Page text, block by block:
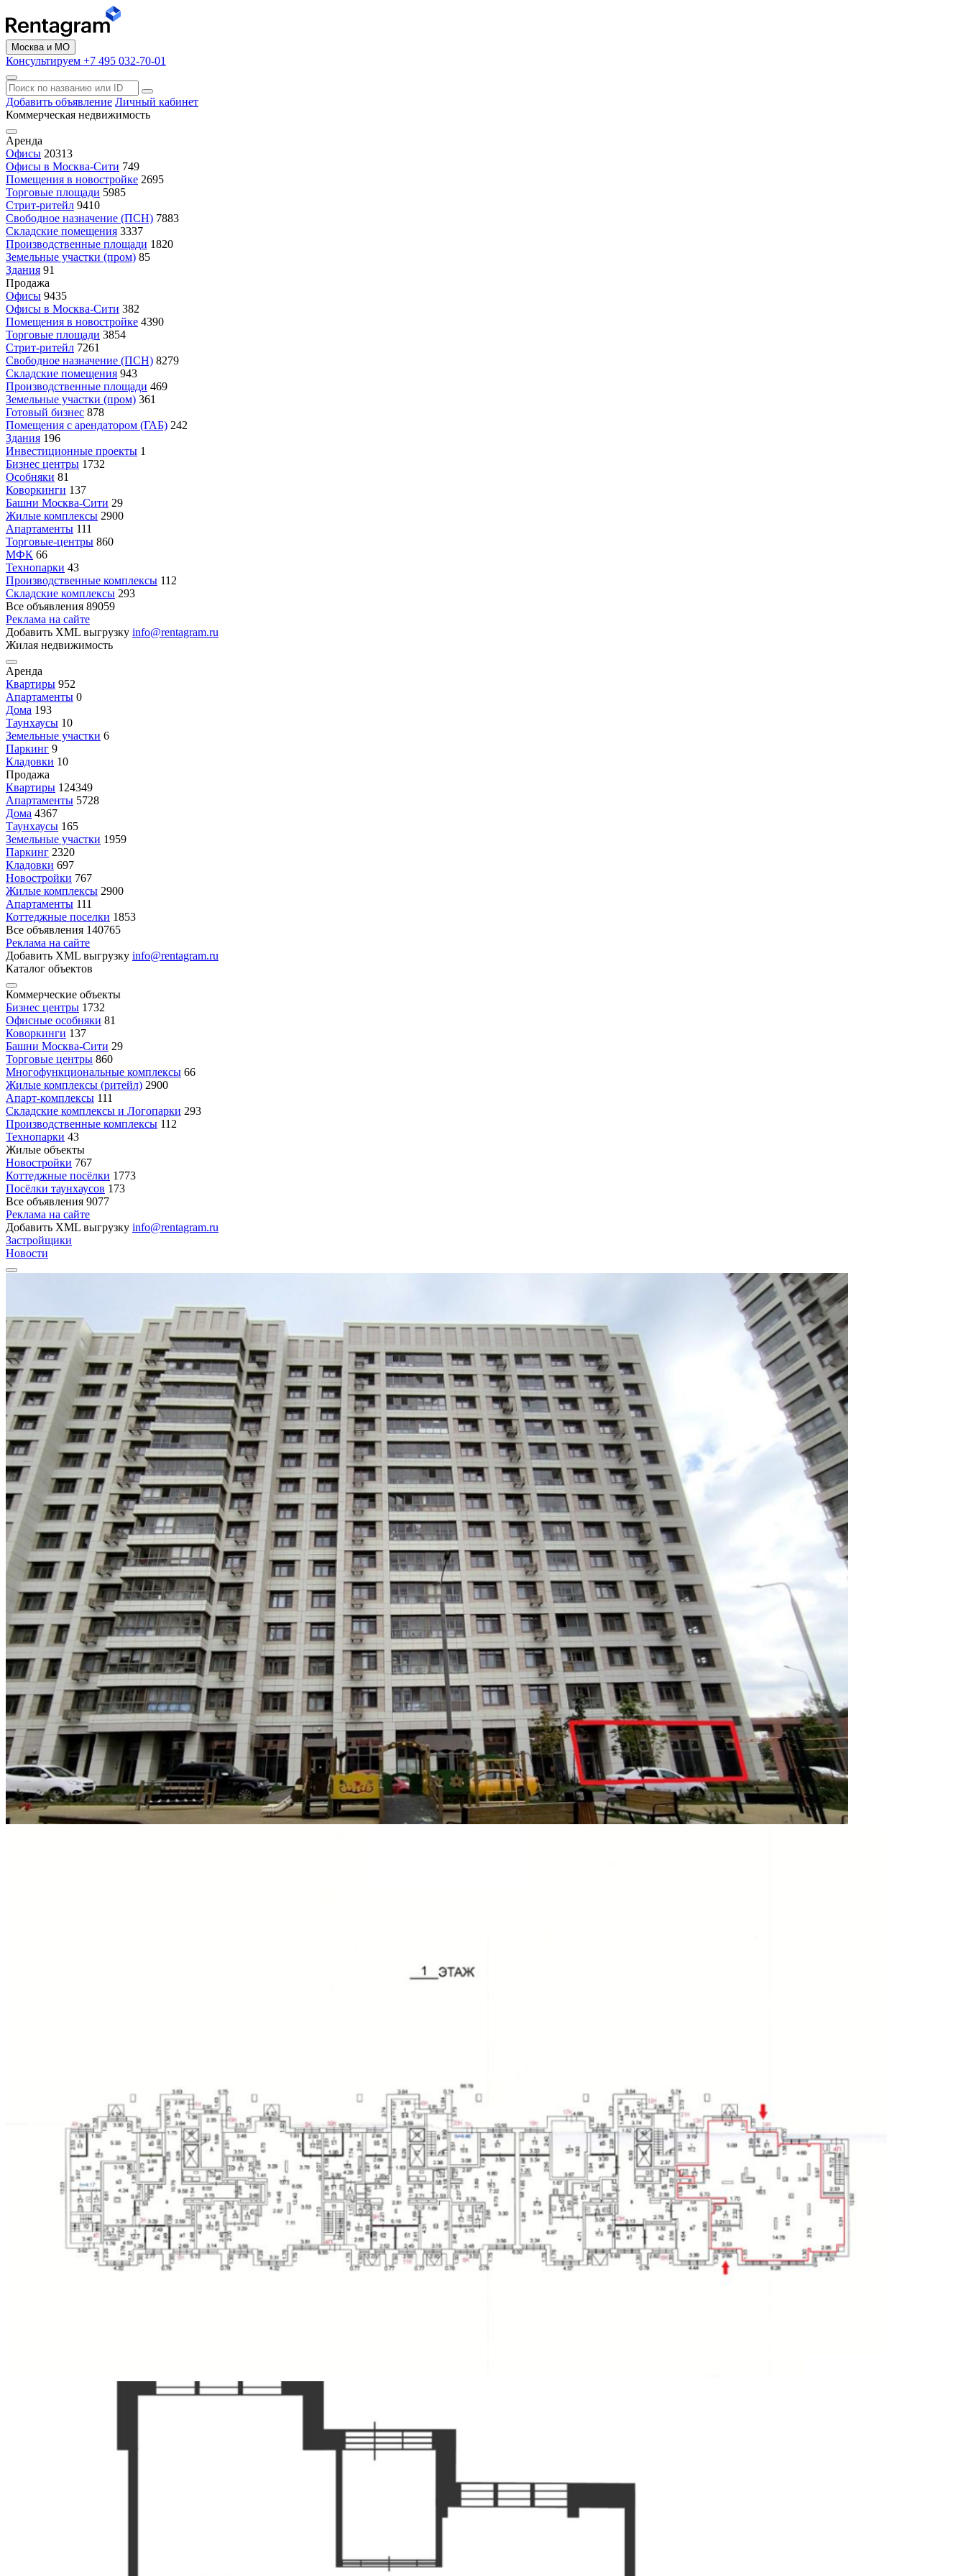
Москва и МО
Консультируем +7 495 032-70-01
Добавить объявление Личный кабинет
Коммерческая недвижимость
Аренда
Офисы 20313
Офисы в Москва-Сити 749
Помещения в новостройке 2695
Торговые площади 5985
Стрит-ритейл 9410
Свободное назначение (ПСН) 7883
Складские помещения 3337
Производственные площади 1820
Земельные участки (пром) 85
Здания 91
Продажа
Офисы 9435
Офисы в Москва-Сити 382
Помещения в новостройке 4390
Торговые площади 3854
Стрит-ритейл 7261
Свободное назначение (ПСН) 8279
Складские помещения 943
Производственные площади 469
Земельные участки (пром) 361
Готовый бизнес 878
Помещения с арендатором (ГАБ) 242
Здания 196
Инвестиционные проекты 1
Бизнес центры 1732
Особняки 81
Коворкинги 137
Башни Москва-Сити 29
Жилые комплексы 2900
Апартаменты 111
Торговые-центры 860
МФК 66
Технопарки 43
Производственные комплексы 112
Складские комплексы 293
Все объявления 89059
Реклама на сайте
Добавить XML выгрузку info@rentagram.ru
Жилая недвижимость
Аренда
Квартиры 952
Апартаменты 0
Дома 193
Таунхаусы 10
Земельные участки 6
Паркинг 9
Кладовки 10
Продажа
Квартиры 124349
Апартаменты 5728
Дома 4367
Таунхаусы 165
Земельные участки 1959
Паркинг 2320
Кладовки 697
Новостройки 767
Жилые комплексы 2900
Апартаменты 111
Коттеджные поселки 1853
Все объявления 140765
Реклама на сайте
Добавить XML выгрузку info@rentagram.ru
Каталог объектов
Коммерческие объекты
Бизнес центры 1732
Офисные особняки 81
Коворкинги 137
Башни Москва-Сити 29
Торговые центры 860
Многофункциональные комплексы 66
Жилые комплексы (ритейл) 2900
Апарт-комплексы 111
Складские комплексы и Логопарки 293
Производственные комплексы 112
Технопарки 43
Жилые объекты
Новостройки 767
Коттеджные посёлки 1773
Посёлки таунхаусов 173
Все объявления 9077
Реклама на сайте
Добавить XML выгрузку info@rentagram.ru
Застройщики
Новости